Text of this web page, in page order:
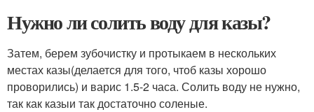
Нужно ли солить воду для казы?
Затем, берем зубочистку и протыкаем в нескольких
местах казы(делается для того, чтоб казы хорошо
проворились) и варис 1.5-2 часа. Солить воду не нужно,
так как казыи так достаточно соленые.